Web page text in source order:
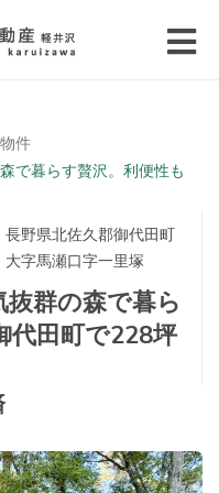
件
で暮らす贅沢。利便性も
長野県北佐久郡御代田町
大字馬瀬口字一里塚
抜群の森で暮ら
代田町で228坪